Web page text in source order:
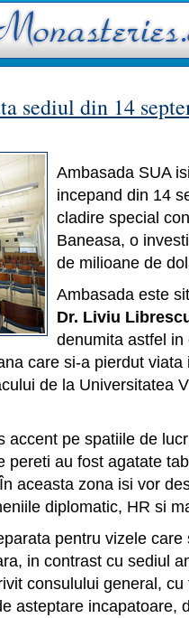
sediul din 14
Ambasada SUA
incepand din 14
cladire special
Baneasa, o
de milioane de
Ambasada este
Dr. Liviu
denumita astfel in
care si-a pierdut viata
de la Universitatea
accent pe spatiile de
pereti au fost agatate
aceasta zona isi vor
diplomatic, HR si
pentru vizele
in contrast cu sediul
consulului general,
asteptare incapatoare,